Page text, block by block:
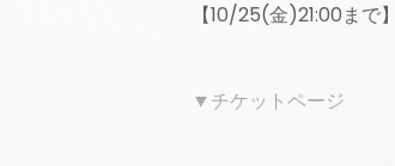
【10/25(金)21:00まで】
▼チケットページ